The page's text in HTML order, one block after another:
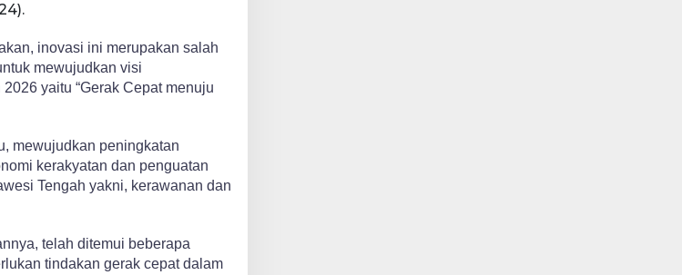
inovasi ini merupakan salah
mewujudkan visi
yaitu “Gerak Cepat menuju
mewujudkan peningkatan
kerakyatan dan penguatan
Tengah yakni, kerawanan dan
telah ditemui beberapa
tindakan gerak cepat dalam